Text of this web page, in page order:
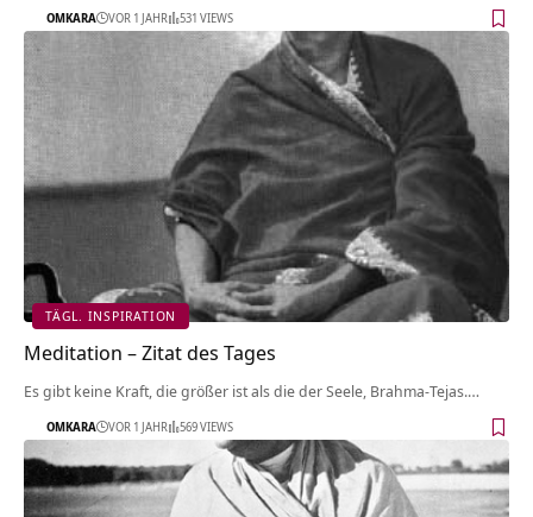
OMKARA VOR 1 JAHR 531 VIEWS
TÄGL. INSPIRATION
Meditation – Zitat des Tages
Es gibt keine Kraft, die größer ist als die der Seele, Brahma-Tejas.…
OMKARA VOR 1 JAHR 569 VIEWS